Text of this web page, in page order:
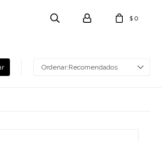
$ 0
Recomendados